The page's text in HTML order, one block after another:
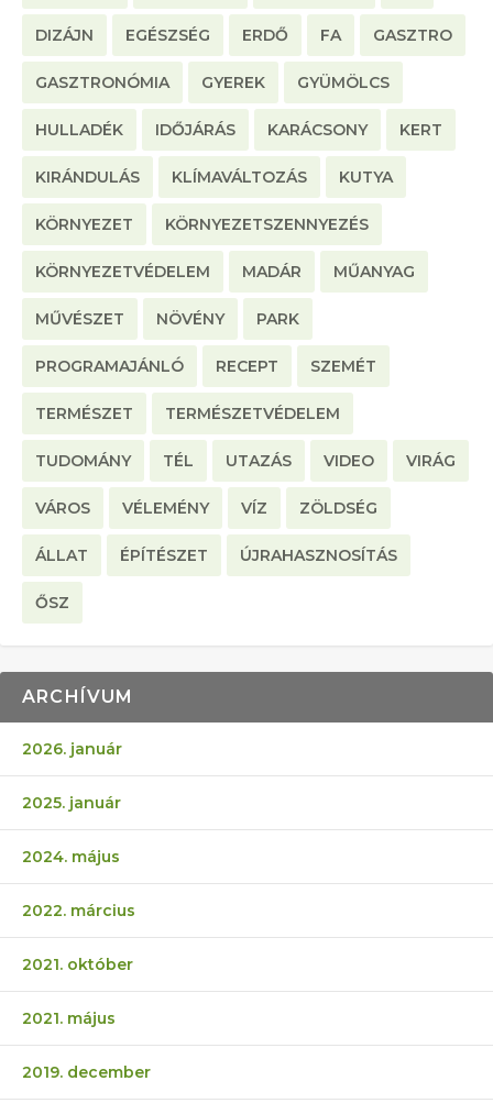
DIZÁJN EGÉSZSÉG ERDŐ FA GASZTRO
GASZTRONÓMIA GYEREK GYÜMÖLCS
HULLADÉK IDŐJÁRÁS KARÁCSONY KERT
KIRÁNDULÁS KLÍMAVÁLTOZÁS KUTYA
KÖRNYEZET KÖRNYEZETSZENNYEZÉS
KÖRNYEZETVÉDELEM MADÁR MŰANYAG
MŰVÉSZET NÖVÉNY PARK
PROGRAMAJÁNLÓ RECEPT SZEMÉT
TERMÉSZET TERMÉSZETVÉDELEM
TUDOMÁNY TÉL UTAZÁS VIDEO VIRÁG
VÁROS VÉLEMÉNY VÍZ ZÖLDSÉG
ÁLLAT ÉPÍTÉSZET ÚJRAHASZNOSÍTÁS
ŐSZ
ARCHÍVUM
2026. január
2025. január
2024. május
2022. március
2021. október
2021. május
2019. december